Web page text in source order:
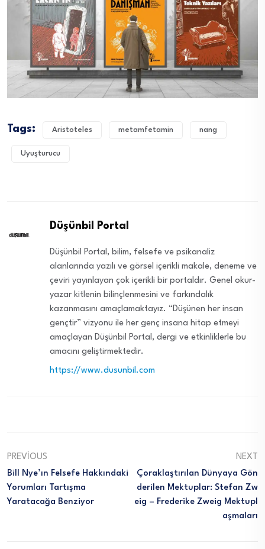
Tags: Aristoteles metamfetamin nang
Uyuşturucu
Düşünbil Portal
Düşünbil Portal, bilim, felsefe ve psikanaliz
alanlarında yazılı ve görsel içerikli makale, deneme ve
çeviri yayınlayan çok içerikli bir portaldır. Genel okur-
yazar kitlenin bilinçlenmesini ve farkındalık
kazanmasını amaçlamaktayız. “Düşünen her insan
gençtir” vizyonu ile her genç insana hitap etmeyi
amaçlayan Düşünbil Portal, dergi ve etkinliklerle bu
amacını geliştirmektedir.
https://www.dusunbil.com
PREVIOUS
Bill Nye’ın Felsefe Hakkındaki
Yorumları Tartışma
Yaratacağa Benziyor
NEXT
Çoraklaştırılan Dünyaya Gön
Derilen Mektuplar: Stefan Zw
Eig – Frederike Zweig Mektupl
Aşmaları